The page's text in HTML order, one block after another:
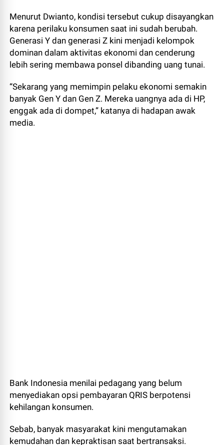
Menurut Dwianto, kondisi tersebut cukup disayangkan
karena perilaku konsumen saat ini sudah berubah.
Generasi Y dan generasi Z kini menjadi kelompok
dominan dalam aktivitas ekonomi dan cenderung
lebih sering membawa ponsel dibanding uang tunai.
“Sekarang yang memimpin pelaku ekonomi semakin
banyak Gen Y dan Gen Z. Mereka uangnya ada di HP,
enggak ada di dompet,” katanya di hadapan awak
media.
Bank Indonesia menilai pedagang yang belum
menyediakan opsi pembayaran QRIS berpotensi
kehilangan konsumen.
Sebab, banyak masyarakat kini mengutamakan
kemudahan dan kepraktisan saat bertransaksi.